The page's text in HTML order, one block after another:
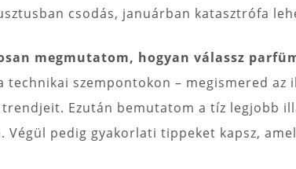
csodás, januárban katasztrófa
megmutatom, hogyan válassz
technikai szempontokon – megismered
trendjeit. Ezután bemutatom a tíz legjobb
Végül pedig gyakorlati tippeket kapsz,